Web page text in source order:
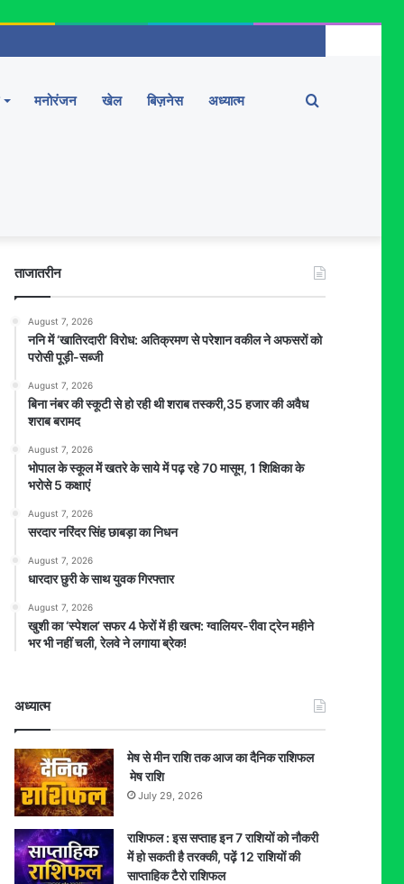
मनोरंजन खेल बिज़नेस अध्यात्म Search
ताजातरीन
August 7, 2026
ननि में ‘खातिरदारी’ विरोध: अतिक्रमण से परेशान वकील ने अफसरों को
परोसी पूड़ी-सब्जी
August 7, 2026
बिना नंबर की स्कूटी से हो रही थी शराब तस्करी,35 हजार की अवैध
शराब बरामद
August 7, 2026
भोपाल के स्कूल में खतरे के साये में पढ़ रहे 70 मासूम, 1 शिक्षिका के
भरोसे 5 कक्षाएं
August 7, 2026
सरदार नरिंदर सिंह छाबड़ा का निधन
August 7, 2026
धारदार छुरी के साथ युवक गिरफ्तार
August 7, 2026
खुशी का ‘स्पेशल’ सफर 4 फेरों में ही खत्म: ग्वालियर-रीवा ट्रेन महीने
भर भी नहीं चली, रेलवे ने लगाया ब्रेक!
अध्यात्म
मेष से मीन राशि तक आज का दैनिक राशिफल
मेष राशि
July 29, 2026
राशिफल : इस सप्ताह इन 7 राशियों को नौकरी
में हो सकती है तरक्की, पढ़ें 12 राशियों की
साप्ताहिक टैरो राशिफल